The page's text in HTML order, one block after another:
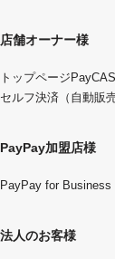
店舗オーナー様
トップページ
セルフ決済（自動販
PayPay加盟店様
PayPay for Business
法人のお客様